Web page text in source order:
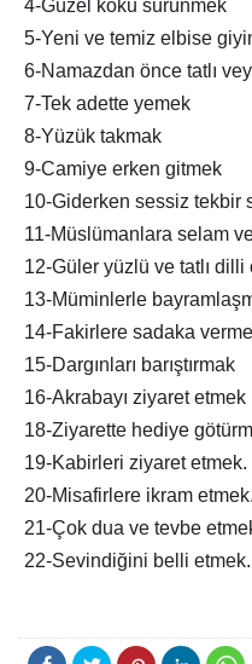
4-Güzel koku sürünmek
5-Yeni ve temiz elbise
6-Namazdan önce tatlı
7-Tek adette yemek
8-Yüzük takmak
9-Camiye erken gitmek
10-Giderken sessiz tekbir
11-Müslümanlara selam
12-Güler yüzlü ve tatlı dilli
13-Müminlerle
14-Fakirlere sadaka
15-Dargınları barıştırmak
16-Akrabayı ziyaret etmek
18-Ziyarette hediye
19-Kabirleri ziyaret etmek.
20-Misafirlere ikram etmek.
21-Çok dua ve tevbe
22-Sevindiğini belli etmek.